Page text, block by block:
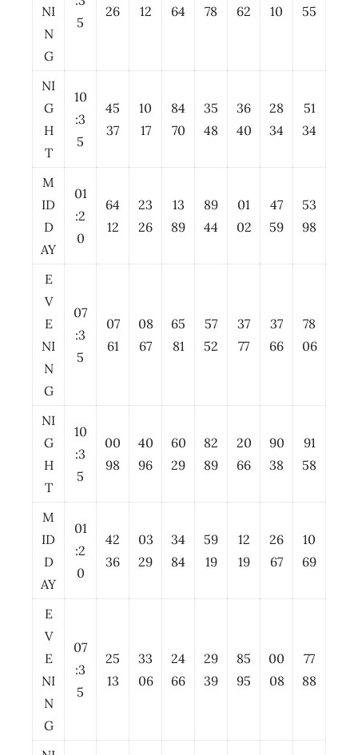
NI
N
G
5
26
12
64
78
62
10
55
NI
G
H
T
10
:3
5
45
37
10
17
84
70
35
48
36
40
28
34
51
34
M
ID
D
AY
01
:2
0
64
12
23
26
13
89
89
44
01
02
47
59
53
98
E
V
E
NI
N
G
07
:3
5
07
61
08
67
65
81
57
52
37
77
37
66
78
06
NI
G
H
T
10
:3
5
00
98
40
96
60
29
82
89
20
66
90
38
91
58
M
ID
D
AY
01
:2
0
42
36
03
29
34
84
59
19
12
19
26
67
10
69
E
V
E
NI
N
G
07
:3
5
25
13
33
06
24
66
29
39
85
95
00
08
77
88